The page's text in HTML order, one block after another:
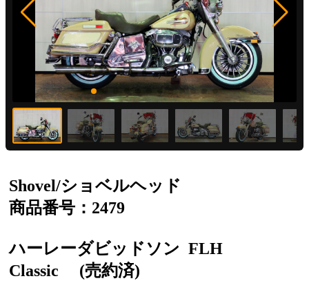
Shovel/ショベルヘッド
商品番号：2479
ハーレーダビッドソン FLH
Classic
(売約済)